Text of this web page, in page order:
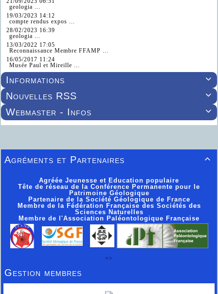
geologia ...
19/03/2023 14:12
compte rendus expos ...
28/02/2023 16:39
geologia ...
13/03/2022 17:05
Reconnaissance Membre FFAMP ...
16/05/2017 11:24
Musée Paul et Mireille ...

Informations

Nouvelles RSS

Webmaster - Infos

Agréments et Partenaires
Agréée Jeunesse et Education populaire
Tête de réseau de la Conférence Permanente pour le
Patrimoine Géologique
Partenaire de la Société Géologique de France
Membre de la Fédération Française des Sociétés des
Sciences Naturelles
Membre de l'Association Paléontologique Française
<>
Gestion membres